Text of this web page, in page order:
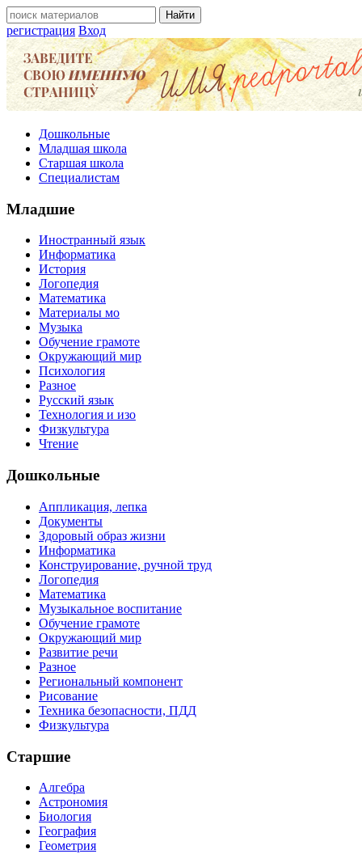
регистрация Вход
Дошкольные
Младшая школа
Старшая школа
Специалистам
Младшие
Иностранный язык
Информатика
История
Логопедия
Математика
Материалы мо
Музыка
Обучение грамоте
Окружающий мир
Психология
Разное
Русский язык
Технология и изо
Физкультура
Чтение
Дошкольные
Аппликация, лепка
Документы
Здоровый образ жизни
Информатика
Конструирование, ручной труд
Логопедия
Математика
Музыкальное воспитание
Обучение грамоте
Окружающий мир
Развитие речи
Разное
Региональный компонент
Рисование
Техника безопасности, ПДД
Физкультура
Старшие
Алгебра
Астрономия
Биология
География
Геометрия